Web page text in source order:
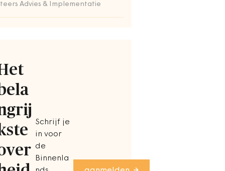
Advies & Implementatie
Schrijf je
in voor
de
Binnenla